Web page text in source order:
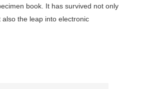
book. It has survived not only
the leap into electronic